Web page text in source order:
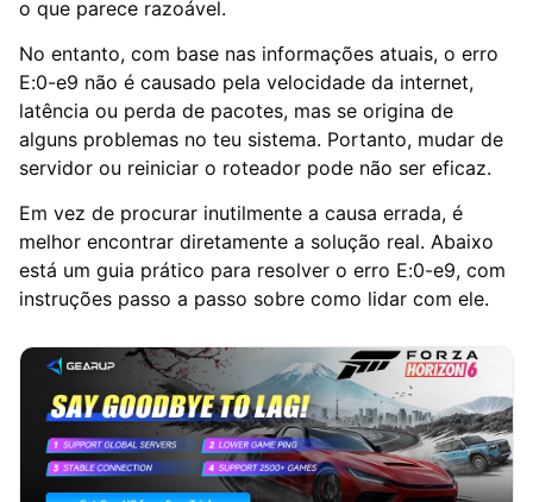
o que parece razoável.
No entanto, com base nas informações atuais, o erro
E:0-e9 não é causado pela velocidade da internet,
latência ou perda de pacotes, mas se origina de
alguns problemas no teu sistema. Portanto, mudar de
servidor ou reiniciar o roteador pode não ser eficaz.
Em vez de procurar inutilmente a causa errada, é
melhor encontrar diretamente a solução real. Abaixo
está um guia prático para resolver o erro E:0-e9, com
instruções passo a passo sobre como lidar com ele.